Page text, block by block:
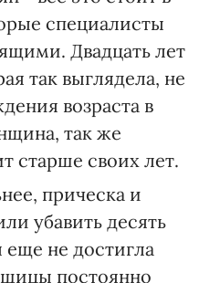
специалисты
Двадцать лет
так выглядела, не
возраста в
так же
старше своих лет.
прическа и
убавить десять
не достигла
постоянно